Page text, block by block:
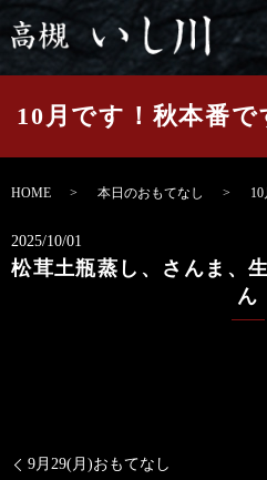
10月です！秋本番で
HOME 本日のおもてなし
2025/10/01
松茸土瓶蒸し、さんま、
ん
9月29(月)おもてなし